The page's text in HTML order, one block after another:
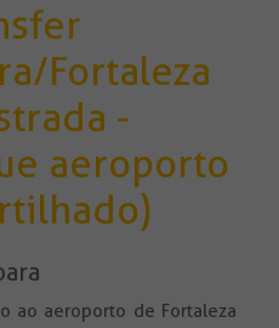
Fortaleza
-
aeroporto
ao aeroporto de Fortaleza